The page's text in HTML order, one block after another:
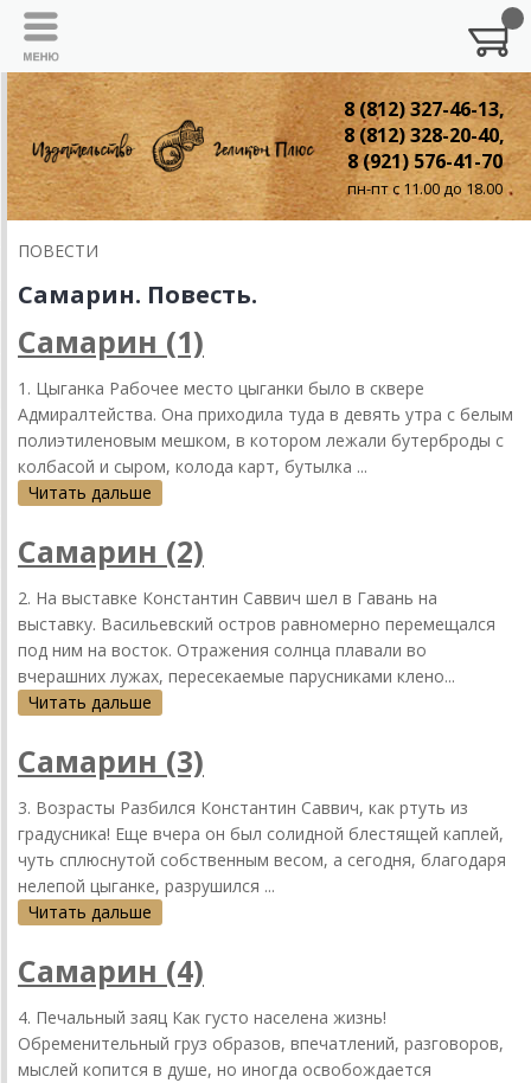
8 (812) 327-46-13,
8 (812) 328-20-40,
8 (921) 576-41-70
пн-пт с 11.00 до 18.00
ПОВЕСТИ
Самарин. Повесть.
Самарин (1)
1. Цыганка Рабочее место цыганки было в сквере
Адмиралтейства. Она приходила туда в девять утра с белым
полиэтиленовым мешком, в котором лежали бутерброды с
колбасой и сыром, колода карт, бутылка ...
Читать дальше
Самарин (2)
2. На выставке Константин Саввич шел в Гавань на
выставку. Васильевский остров равномерно перемещался
под ним на восток. Отражения солнца плавали во
вчерашних лужах, пересекаемые парусниками клено...
Читать дальше
Самарин (3)
3. Возрасты Разбился Константин Саввич, как ртуть из
градусника! Еще вчера он был солидной блестящей каплей,
чуть сплюснутой собственным весом, а сегодня, благодаря
нелепой цыганке, разрушился ...
Читать дальше
Самарин (4)
4. Печальный заяц Как густо населена жизнь!
Обременительный груз образов, впечатлений, разговоров,
мыслей копится в душе, но иногда освобождается